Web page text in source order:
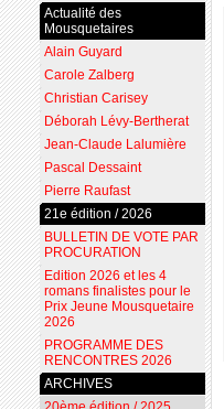
Actualité des
Mousquetaires
Alain Guyard
Carole Zalberg
Christian Carisey
Déborah Lévy-Bertherat
Jean-Claude Lalumière
Pascal Dessaint
Pierre Raufast
21e édition / 2026
BULLETIN DE VOTE PAR
PROCURATION
Edition 2026 et les 4
romans finalistes pour le
Prix Jeune Mousquetaire
2026
PROGRAMME DES
RENCONTRES 2026
ARCHIVES